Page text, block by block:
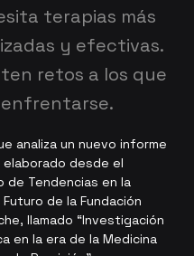
terapias más
y efectivas.
retos a los que
analiza un nuevo informe
desde el
de Tendencias en la
de la Fundación
llamado “Investigación
en la era de la Medicina